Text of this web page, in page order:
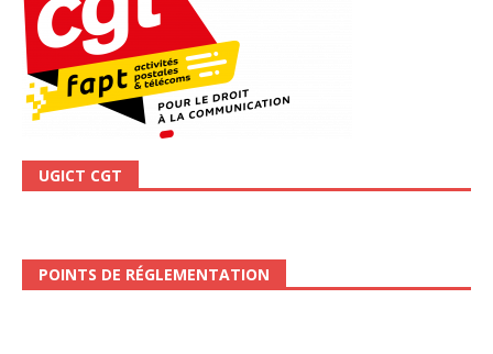
UGICT CGT
POINTS DE RÉGLEMENTATION